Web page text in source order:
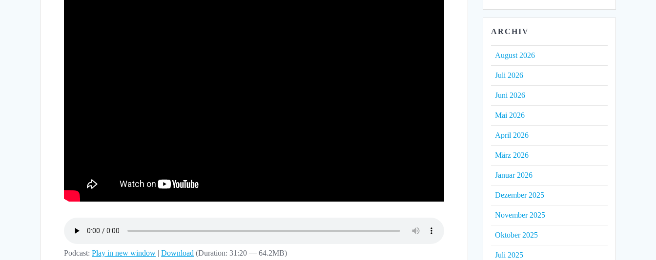
Podcast:Play in new window |Download (Duration: 31:20 — 64.2MB)
ARCHIV
August 2026
Juli 2026
Juni 2026
Mai 2026
April 2026
März 2026
Januar 2026
Dezember 2025
November 2025
Oktober 2025
Juli 2025